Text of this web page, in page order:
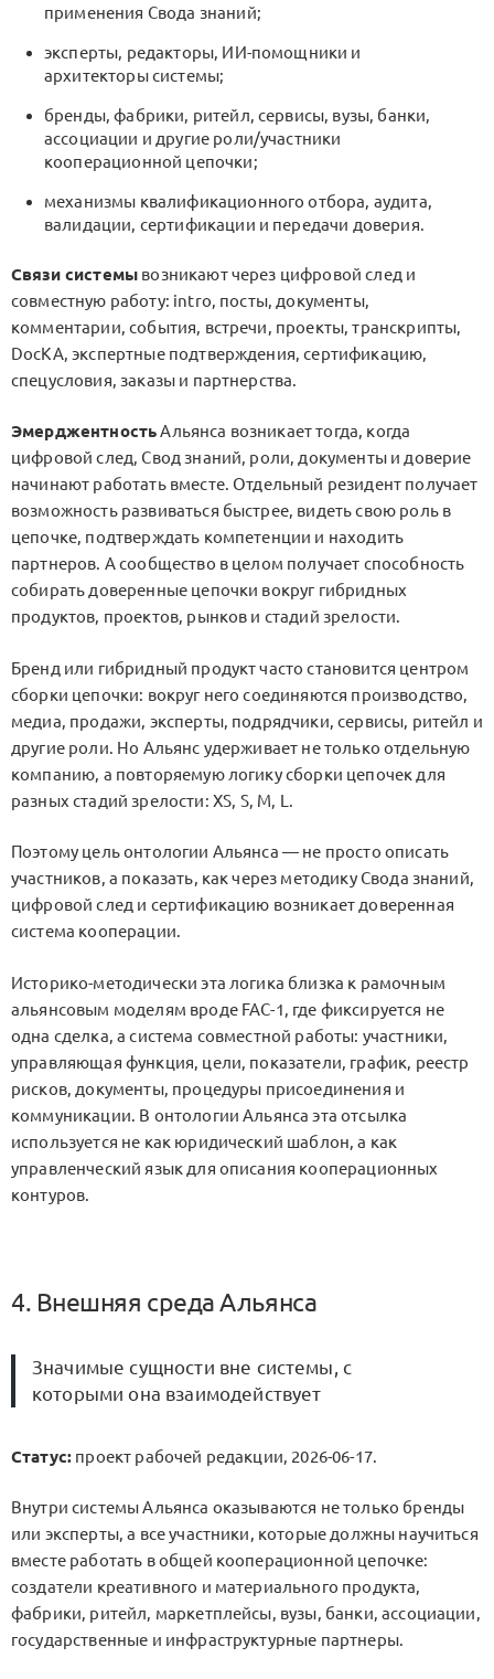
применения Свода знаний;
эксперты, редакторы, ИИ-помощники и
архитекторы системы;
бренды, фабрики, ритейл, сервисы, вузы, банки,
ассоциации и другие роли/участники
кооперационной цепочки;
механизмы квалификационного отбора, аудита,
валидации, сертификации и передачи доверия.
Связи системы возникают через цифровой след и
совместную работу: intro, посты, документы,
комментарии, события, встречи, проекты, транскрипты,
DocKA, экспертные подтверждения, сертификацию,
спецусловия, заказы и партнерства.
ЭмерджентностьАльянса возникает тогда, когда
цифровой след, Свод знаний, роли, документы и доверие
начинают работать вместе. Отдельный резидент получает
возможность развиваться быстрее, видеть свою роль в
цепочке, подтверждать компетенции и находить
партнеров. А сообщество в целом получает способность
собирать доверенные цепочки вокруг гибридных
продуктов, проектов, рынков и стадий зрелости.
Бренд или гибридный продукт часто становится центром
сборки цепочки: вокруг него соединяются производство,
медиа, продажи, эксперты, подрядчики, сервисы, ритейл и
другие роли. Но Альянс удерживает не только отдельную
компанию, а повторяемую логику сборки цепочек для
разных стадий зрелости: XS, S, M, L .
Поэтому цель онтологии Альянса — не просто описать
участников, а показать, как через методику Свода знаний,
цифровой след и сертификацию возникает доверенная
система кооперации.
Историко-методически эта логика близка к рамочным
альянсовым моделям вроде FAC-1, где фиксируется не
одна сделка, а система совместной работы: участники,
управляющая функция, цели, показатели, график, реестр
рисков, документы, процедуры присоединения и
коммуникации. В онтологии Альянса эта отсылка
используется не как юридический шаблон, а как
управленческий язык для описания кооперационных
контуров.
4. Внешняя среда Альянса
Значимые сущности вне системы, с
которыми она взаимодействует
Статус: проект рабочей редакции, 2026-06-17.
Внутри системы Альянса оказываются не только бренды
или эксперты, а все участники, которые должны научиться
вместе работать в общей кооперационной цепочке:
создатели креативного и материального продукта,
фабрики, ритейл, маркетплейсы, вузы, банки, ассоциации,
государственные и инфраструктурные партнеры.